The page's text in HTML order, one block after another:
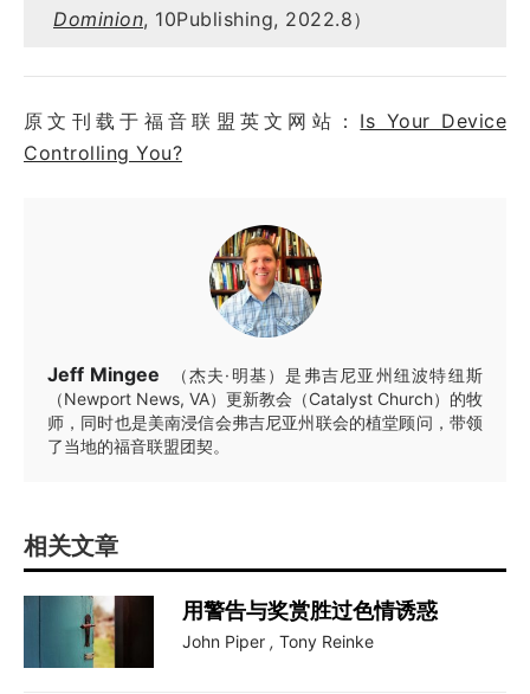
Dominion, 10Publishing, 2022.8）
原文刊载于福音联盟英文网站： Is Your Device
Controlling You?
Jeff Mingee
（杰夫·明基）是弗吉尼亚州纽波特纽斯
（Newport News, VA）更新教会（Catalyst Church）的牧
师，同时也是美南浸信会弗吉尼亚州联会的植堂顾问，带领
了当地的福音联盟团契。
相关文章
用警告与奖赏胜过色情诱惑
John Piper , Tony Reinke